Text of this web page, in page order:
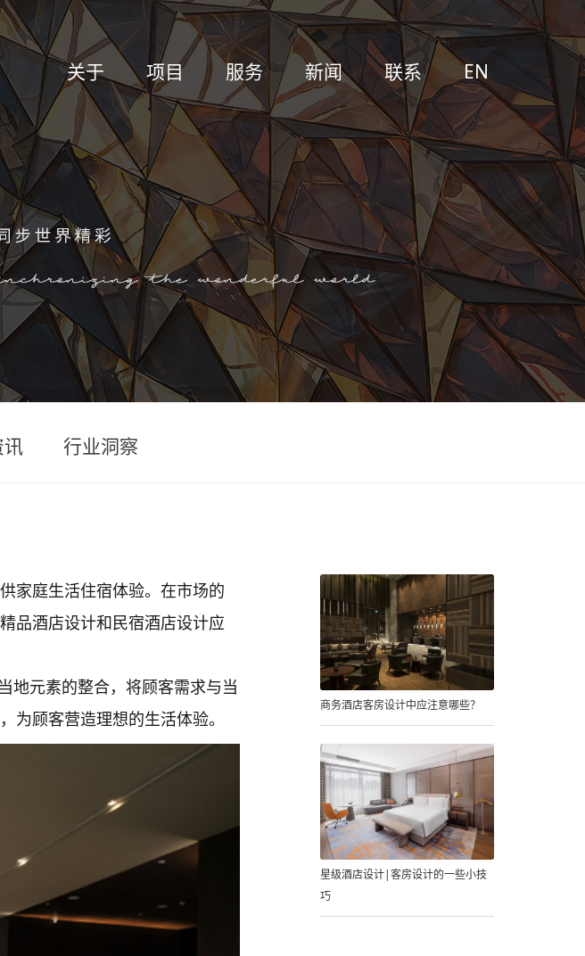
关于 项目 服务 新闻 联系 EN
讯 行业洞察
家庭生活住宿体验。在市场的
品酒店设计和民宿酒店设计应
地元素的整合，将顾客需求与当
为顾客营造理想的生活体验。
商务酒店客房设计中应注意哪些？
星级酒店设计|客房设计的一些小技
巧